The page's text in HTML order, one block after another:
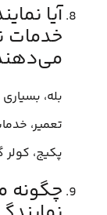
آیا
خدمات
بله،
تعمیر،
پکیج، کولر
چگونه